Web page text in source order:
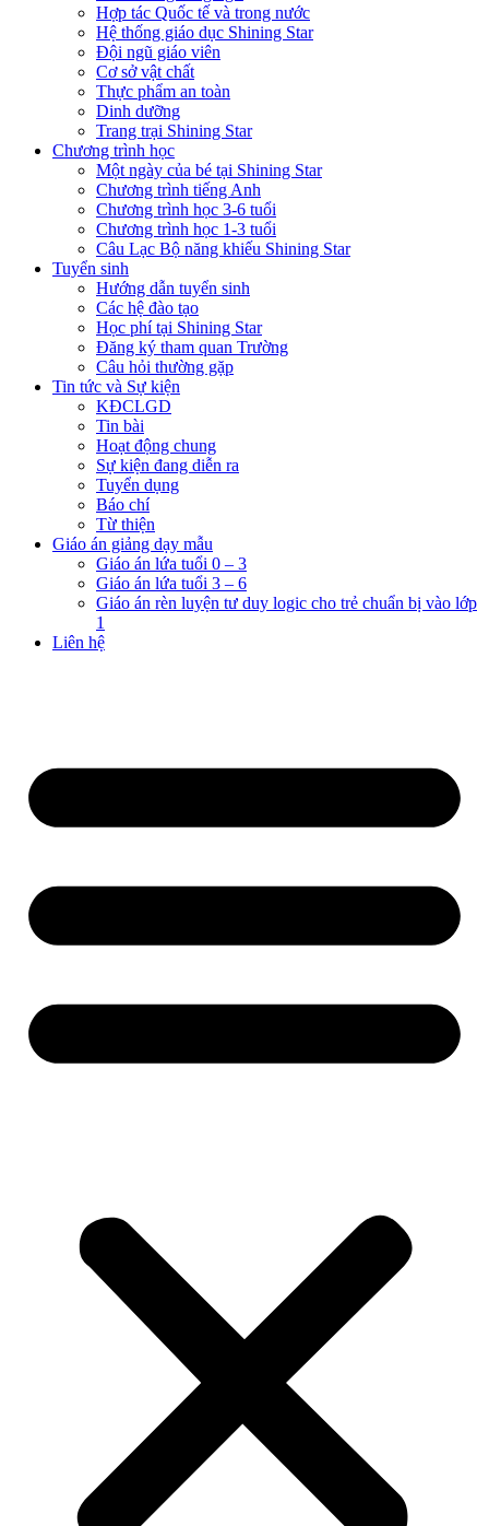
Hợp tác Quốc tế và trong nước
Hệ thống giáo dục Shining Star
Đội ngũ giáo viên
Cơ sở vật chất
Thực phẩm an toàn
Dinh dưỡng
Trang trại Shining Star
Chương trình học
Một ngày của bé tại Shining Star
Chương trình tiếng Anh
Chương trình học 3-6 tuổi
Chương trình học 1-3 tuổi
Câu Lạc Bộ năng khiếu Shining Star
Tuyển sinh
Hướng dẫn tuyển sinh
Các hệ đào tạo
Học phí tại Shining Star
Đăng ký tham quan Trường
Câu hỏi thường gặp
Tin tức và Sự kiện
KĐCLGD
Tin bài
Hoạt động chung
Sự kiện đang diễn ra
Tuyển dụng
Báo chí
Từ thiện
Giáo án giảng dạy mẫu
Giáo án lứa tuổi 0 – 3
Giáo án lứa tuổi 3 – 6
Giáo án rèn luyện tư duy logic cho trẻ chuẩn bị vào lớp
1
Liên hệ